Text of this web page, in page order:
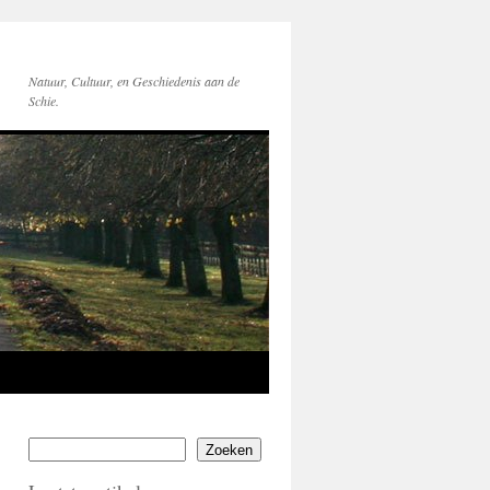
Natuur, Cultuur, en Geschiedenis aan de
Schie.
Zoeken